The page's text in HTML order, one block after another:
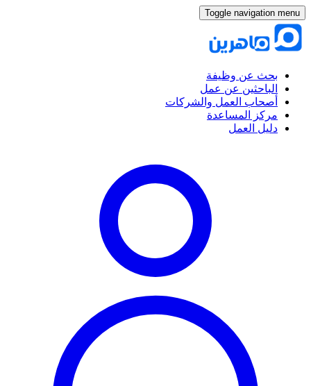
Toggle navigation menu
بحث عن وظيفة
الباحثين عن عمل
أصحاب العمل والشركات
مركز المساعدة
دليل العمل